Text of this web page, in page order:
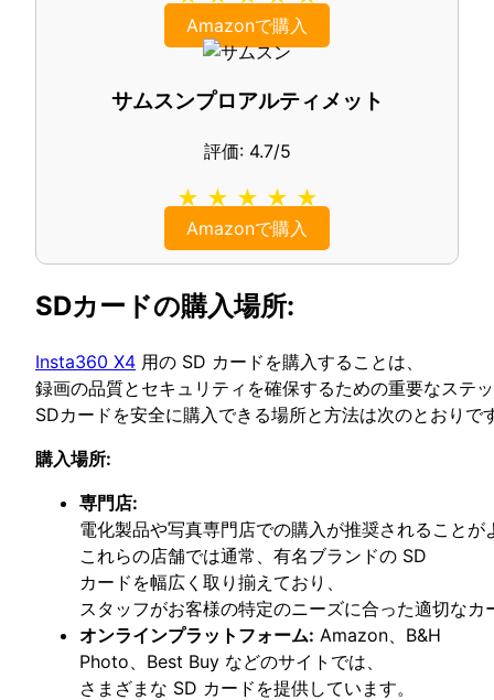
Amazonで購入
サムスンプロアルティメット
評価: 4.7/5
★ ★ ★ ★ ★
Amazonで購入
SDカードの購入場所:
Insta360 X4 用の SD カードを購入することは、
録画の品質とセキュリティを確保するための重要なステ
SDカードを安全に購入できる場所と方法は次のとおりで
購入場所:
専門店:
電化製品や写真専門店での購入が推奨されることが
これらの店舗では通常、有名ブランドの SD
カードを幅広く取り揃えており、
スタッフがお客様の特定のニーズに合った適切な
オンラインプラットフォーム: Amazon、B&H
Photo、Best Buy などのサイトでは、
さまざまな SD カードを提供しています。